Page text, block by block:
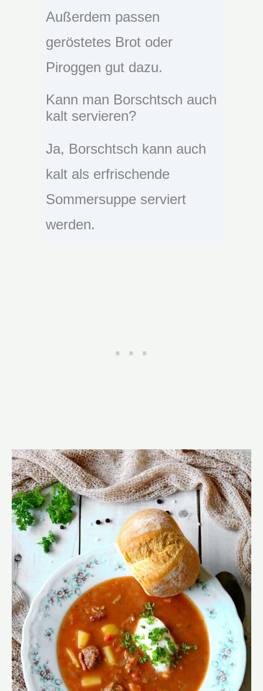
Außerdem passen
geröstetes Brot oder
Piroggen gut dazu.
Kann man Borschtsch auch
kalt servieren?
Ja, Borschtsch kann auch
kalt als erfrischende
Sommersuppe serviert
werden.